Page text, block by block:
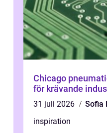
Chicago pneumatic
för krävande
31 juli 2026
Sofia
inspiration